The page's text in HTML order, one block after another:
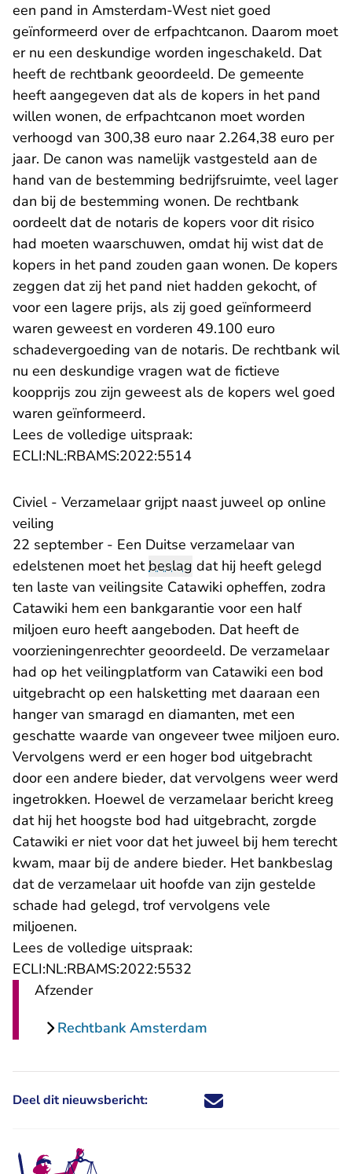
een pand in Amsterdam-West niet goed
geïnformeerd over de erfpachtcanon. Daarom moet
er nu een deskundige worden ingeschakeld. Dat
heeft de rechtbank geoordeeld. De gemeente
heeft aangegeven dat als de kopers in het pand
willen wonen, de erfpachtcanon moet worden
verhoogd van 300,38 euro naar 2.264,38 euro per
jaar. De canon was namelijk vastgesteld aan de
hand van de bestemming bedrijfsruimte, veel lager
dan bij de bestemming wonen. De rechtbank
oordeelt dat de notaris de kopers voor dit risico
had moeten waarschuwen, omdat hij wist dat de
kopers in het pand zouden gaan wonen. De kopers
zeggen dat zij het pand niet hadden gekocht, of
voor een lagere prijs, als zij goed geïnformeerd
waren geweest en vorderen 49.100 euro
schadevergoeding van de notaris. De rechtbank wil
nu een deskundige vragen wat de fictieve
koopprijs zou zijn geweest als de kopers wel goed
waren geïnformeerd.
Lees de volledige uitspraak:
ECLI:NL:RBAMS:2022:5514- U verlaat
Civiel - Verzamelaar grijpt naast juweel op online
veiling
22 september - Een Duitse verzamelaar van
edelstenen moet hetbeslag dat hij heeft gelegd
ten laste van veilingsite Catawiki opheffen, zodra
Catawiki hem een bankgarantie voor een half
miljoen euro heeft aangeboden. Dat heeft de
voorzieningenrechter geoordeeld. De verzamelaar
had op het veilingplatform van Catawiki een bod
uitgebracht op een halsketting met daaraan een
hanger van smaragd en diamanten, met een
geschatte waarde van ongeveer twee miljoen euro.
Vervolgens werd er een hoger bod uitgebracht
door een andere bieder, dat vervolgens weer werd
ingetrokken. Hoewel de verzamelaar bericht kreeg
dat hij het hoogste bod had uitgebracht, zorgde
Catawiki er niet voor dat het juweel bij hem terecht
kwam, maar bij de andere bieder. Het bankbeslag
dat de verzamelaar uit hoofde van zijn gestelde
schade had gelegd, trof vervolgens vele
miljoenen.
Lees de volledige uitspraak:
ECLI:NL:RBAMS:2022:5532
Afzender
Rechtbank Amsterdam
Deel dit nieuwsbericht: Deel dit nieuwsbericht via X -
Deel dit nieuwsbericht via
Deel dit nieuwsbericht
Deel dit